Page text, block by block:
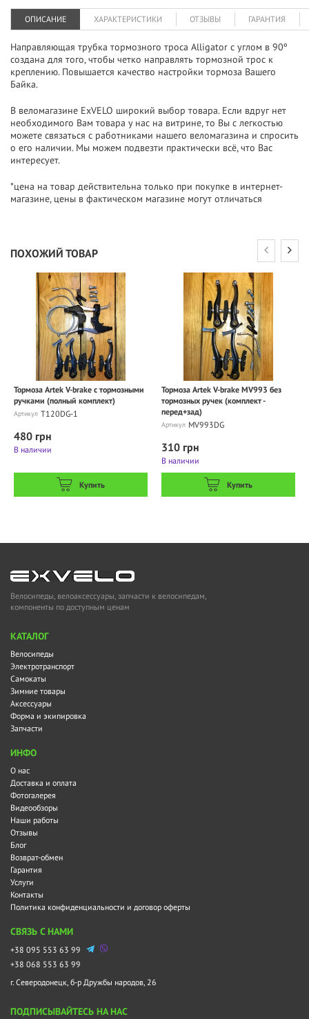
ОПИСАНИЕ ХАРАКТЕРИСТИКИ ОТЗЫВЫ ГАРАНТИЯ
Направляющая трубка тормозного троса Alligator с углом в 90º
создана для того, чтобы четко направлять тормозной трос к
креплению. Повышается качество настройки тормоза Вашего
Байка.
В веломагазине ExVELO широкий выбор товара. Если вдруг нет
необходимого Вам товара у нас на витрине, то Вы с легкостью
можете связаться с работниками нашего веломагазина и спросить
о его наличии. Мы можем подвезти практически всё, что Вас
интересует.
*цена на товар действительна только при покупке в интернет-
магазине, цены в фактическом магазине могут отличаться
ПОХОЖИЙ ТОВАР
Тормоза Artek V-brake с тормозными
ручками (полный комплект)
Артикул Т120DG-1
480 грн
В наличии
Купить
Тормоза Artek V-brake MV993 без
тормозных ручек (комплект -
перед+зад)
Артикул MV993DG
310 грн
В наличии
Купить
Велосипеды, велоаксессуары, запчасти к велосипедам,
компоненты по доступным ценам
KАТАЛОГ
Велосипеды
Электротранспорт
Самокаты
Зимние товары
Аксессуары
Форма и экипировка
Запчасти
ИНФО
О нас
Доставка и оплата
Фотогалерея
Видеообзоры
Наши работы
Отзывы
Блог
Возврат-обмен
Гарантия
Услуги
Контакты
Политика конфиденциальности и договор оферты
СВЯЗЬ С НАМИ
+38 095 553 63 99
+38 068 553 63 99
г. Северодонецк, б-р Дружбы народов, 26
ПОДПИСЫВАЙТЕСЬ НА НАС